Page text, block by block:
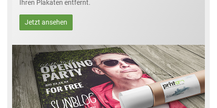
Ihren Plakaten entfernt.
Jetzt ansehen